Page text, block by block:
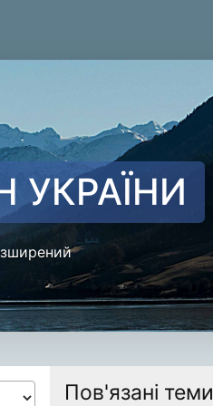
УКРАЇНИ
Пов'язані теми